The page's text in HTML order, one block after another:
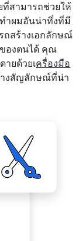
ที่สามารถช่วยให้
ำผมอันน่าทึ่งที่มี
ถสร้างเอกลักษณ์
องตนได้ คุณ
ายด้วยเครื่องมือ
างสัญลักษณ์ที่น่า